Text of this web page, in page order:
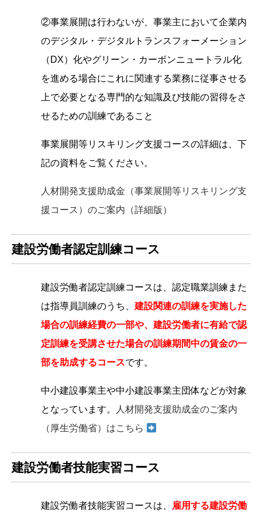
②事業展開は行わないが、事業主において企業内
のデジタル・デジタルトランスフォーメーション
（DX）化やグリーン・カーボンニュートラル化
を進める場合にこれに関連する業務に従事させる
上で必要となる専門的な知識及び技能の習得をさ
せるための訓練であること
事業展開等リスキリング支援コースの詳細は、下
記の資料をご覧ください。
人材開発支援助成金（事業展開等リスキリング支
援コース）のご案内（詳細版）
建設労働者認定訓練コース
建設労働者認定訓練コースは、認定職業訓練また
は指導員訓練のうち、 建設関連の訓練を実施した
場合の訓練経費の一部や、建設労働者に有給で認
定訓練を受講させた場合の訓練期間中の賃金の一
部を助成するコースです。
中小建設事業主や中小建設事業主団体などが対象
となっています。
人材開発支援助成金のご案内
（厚生労働省）はこちら
建設労働者技能実習コース
建設労働者技能実習コースは、 雇用する建設労働